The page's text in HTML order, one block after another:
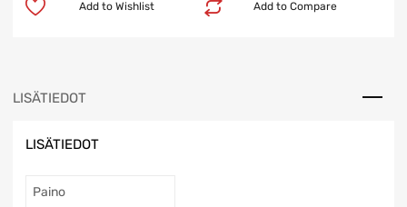
Add to Compare
Add to Wishlist
LISÄTIEDOT
LISÄTIEDOT
Paino